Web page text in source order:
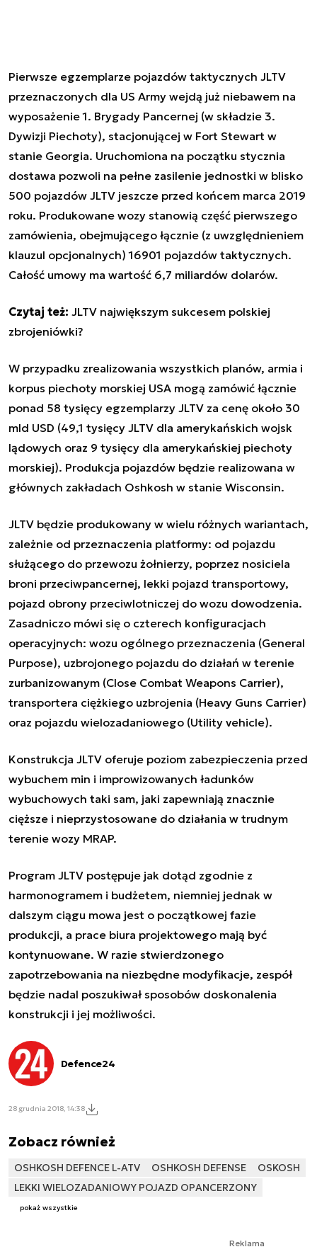
Pierwsze egzemplarze pojazdów taktycznych JLTV
przeznaczonych dla US Army wejdą już niebawem na
wyposażenie 1. Brygady Pancernej (w składzie 3.
Dywizji Piechoty), stacjonującej w Fort Stewart w
stanie Georgia. Uruchomiona na początku stycznia
dostawa pozwoli na pełne zasilenie jednostki w blisko
500 pojazdów JLTV jeszcze przed końcem marca 2019
roku. Produkowane wozy stanowią część pierwszego
zamówienia, obejmującego łącznie (z uwzględnieniem
klauzul opcjonalnych) 16901 pojazdów taktycznych.
Całość umowy ma wartość 6,7 miliardów dolarów.
Czytaj też: JLTV największym sukcesem polskiej
zbrojeniówki?
W przypadku zrealizowania wszystkich planów, armia i
korpus piechoty morskiej USA mogą zamówić łącznie
ponad 58 tysięcy egzemplarzy JLTV za cenę około 30
mld USD (49,1 tysięcy JLTV dla amerykańskich wojsk
lądowych oraz 9 tysięcy dla amerykańskiej piechoty
morskiej). Produkcja pojazdów będzie realizowana w
głównych zakładach Oshkosh w stanie Wisconsin.
JLTV będzie produkowany w wielu różnych wariantach,
zależnie od przeznaczenia platformy: od pojazdu
służącego do przewozu żołnierzy, poprzez nosiciela
broni przeciwpancernej, lekki pojazd transportowy,
pojazd obrony przeciwlotniczej do wozu dowodzenia.
Zasadniczo mówi się o czterech konfiguracjach
operacyjnych: wozu ogólnego przeznaczenia (General
Purpose), uzbrojonego pojazdu do działań w terenie
zurbanizowanym (Close Combat Weapons Carrier),
transportera ciężkiego uzbrojenia (Heavy Guns Carrier)
oraz pojazdu wielozadaniowego (Utility vehicle).
Konstrukcja JLTV oferuje poziom zabezpieczenia przed
wybuchem min i improwizowanych ładunków
wybuchowych taki sam, jaki zapewniają znacznie
cięższe i nieprzystosowane do działania w trudnym
terenie wozy MRAP.
Program JLTV postępuje jak dotąd zgodnie z
harmonogramem i budżetem, niemniej jednak w
dalszym ciągu mowa jest o początkowej fazie
produkcji, a prace biura projektowego mają być
kontynuowane. W razie stwierdzonego
zapotrzebowania na niezbędne modyfikacje, zespół
będzie nadal poszukiwał sposobów doskonalenia
konstrukcji i jej możliwości.
Defence24
28 grudnia 2018, 14:38
Zobacz również
OSHKOSH DEFENCE L-ATV OSHKOSH DEFENSE
OSKOSH
LEKKI WIELOZADANIOWY POJAZD OPANCERZONY
pokaż wszystkie
Reklama